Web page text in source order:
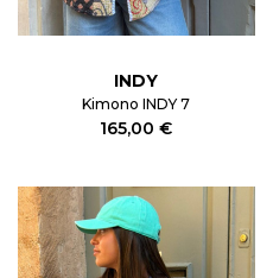
INDY
Kimono INDY 7
165,00 €